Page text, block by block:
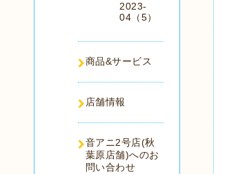
2023-
04（5）
商品&サービス
店舗情報
音アニ2号店(秋
葉原店舗)へのお
問い合わせ